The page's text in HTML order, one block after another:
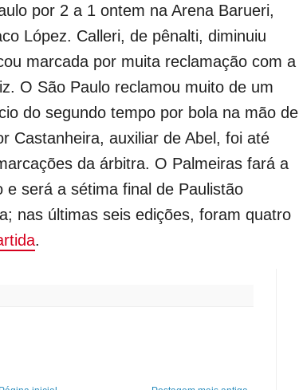
por 2 a 1 ontem na Arena Barueri,
López. Calleri, de pênalti, diminuiu
marcada por muita reclamação com a
O São Paulo reclamou muito de um
do segundo tempo por bola na mão de
Castanheira, auxiliar de Abel, foi até
da árbitra. O Palmeiras fará a
e será a sétima final de Paulistão
nas últimas seis edições, foram quatro
.